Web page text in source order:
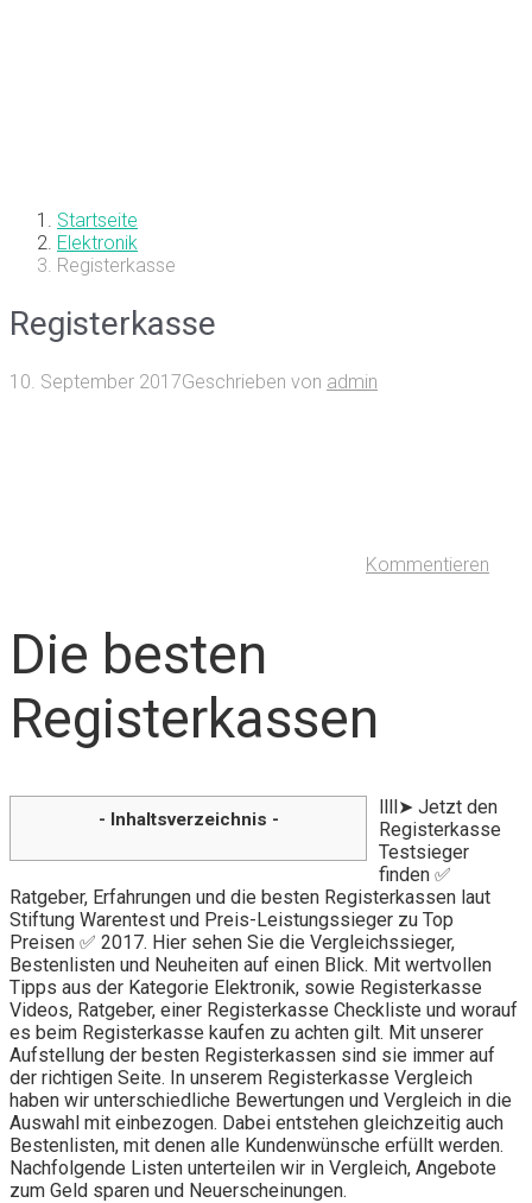
Startseite
Elektronik
Registerkasse
Registerkasse
10. September 2017Geschrieben von admin
Kommentieren
Die besten
Registerkassen
- Inhaltsverzeichnis -
llll➤ Jetzt den
Registerkasse
Testsieger
finden ✅
Ratgeber, Erfahrungen und die besten Registerkassen laut
Stiftung Warentest und Preis-Leistungssieger zu Top
Preisen ✅ 2017. Hier sehen Sie die Vergleichssieger,
Bestenlisten und Neuheiten auf einen Blick. Mit wertvollen
Tipps aus der Kategorie Elektronik, sowie Registerkasse
Videos, Ratgeber, einer Registerkasse Checkliste und worauf
es beim Registerkasse kaufen zu achten gilt. Mit unserer
Aufstellung der besten Registerkassen sind sie immer auf
der richtigen Seite. In unserem Registerkasse Vergleich
haben wir unterschiedliche Bewertungen und Vergleich in die
Auswahl mit einbezogen. Dabei entstehen gleichzeitig auch
Bestenlisten, mit denen alle Kundenwünsche erfüllt werden.
Nachfolgende Listen unterteilen wir in Vergleich, Angebote
zum Geld sparen und Neuerscheinungen.